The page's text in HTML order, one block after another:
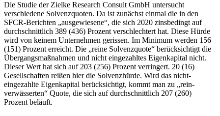
Die Studie der Zielke Research Consult GmbH untersucht
verschiedene Solvenzquoten. Da ist zunächst einmal die in den
SFCR-Berichten „ausgewiesene“, die sich 2020 zinsbedingt auf
durchschnittlich 389 (436) Prozent verschlechtert hat. Diese Hürde
wird von keinem Unternehmen gerissen. Im Minimum werden 156
(151) Prozent erreicht. Die „reine Solvenzquote“ berücksichtigt die
Übergangsmaßnahmen und nicht eingezahltes Eigenkapital nicht.
Dieser Wert hat sich auf 203 (256) Prozent verringert. 20 (16)
Gesellschaften reißen hier die Solvenzhürde. Wird das nicht-
eingezahlte Eigenkapital berücksichtigt, kommt man zu „rein-
verwässerten“ Quote, die sich auf durchschnittlich 207 (260)
Prozent beläuft.